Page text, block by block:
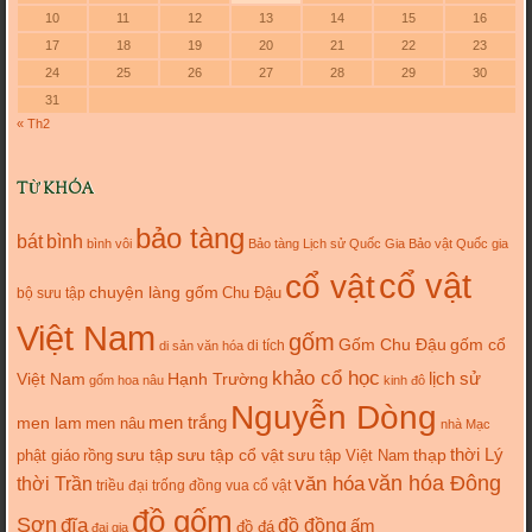
10
11 12 13 14 15
16
17
18 19 20 21 22
23
24
25 26 27 28 29
30
31
« Th2
TỪ KHÓA
bát bình bình vôi bảo tàng Bảo tàng Lịch sử Quốc Gia Bảo vật Quốc gia
bộ sưu tập chuyện làng gốm Chu Đậu cổ vậtcổ vật
Việt Nam di sản văn hóa di tích gốm Gốm Chu Đậu gốm cổ
Việt Nam gốm hoa nâu Hạnh Trường khảo cổ học kinh đô lịch sử
men lam men nâu men trắng Nguyễn Dòng nhà Mạc
phật giáo rồng sưu tập sưu tập cổ vật sưu tập Việt Nam thạp thời Lý
thời Trần triều đại trống đồng vua cổ vật văn hóavăn hóa Đông
Sơn đĩa đại gia đồ gốm đồ đá đồ đồng ấm